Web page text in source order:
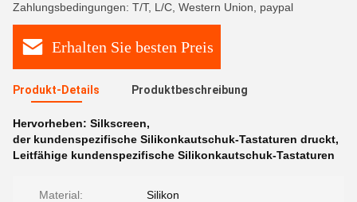
Zahlungsbedingungen: T/T, L/C, Western Union, paypal
Erhalten Sie besten Preis
Produkt-Details Produktbeschreibung
Hervorheben: Silkscreen,
der kundenspezifische Silikonkautschuk-Tastaturen druckt,
Leitfähige kundenspezifische Silikonkautschuk-Tastaturen
Material: Silikon